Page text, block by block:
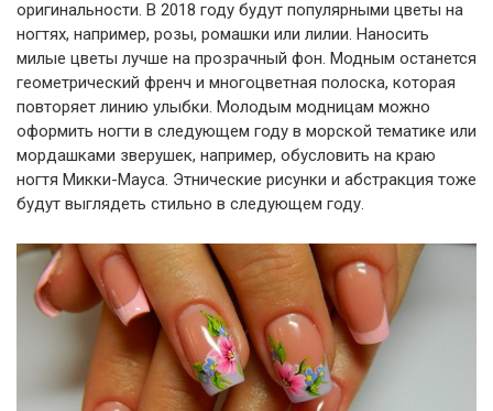
оригинальности. В 2018 году будут популярными цветы на
ногтях, например, розы, ромашки или лилии. Наносить
милые цветы лучше на прозрачный фон. Модным останется
геометрический френч и многоцветная полоска, которая
повторяет линию улыбки. Молодым модницам можно
оформить ногти в следующем году в морской тематике или
мордашками зверушек, например, обусловить на краю
ногтя Микки-Мауса. Этнические рисунки и абстракция тоже
будут выглядеть стильно в следующем году.